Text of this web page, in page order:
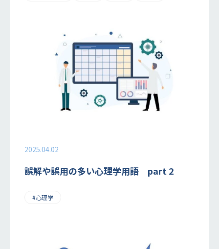
2025.04.02
誤解や誤用の多い心理学用語 part 2
#心理学